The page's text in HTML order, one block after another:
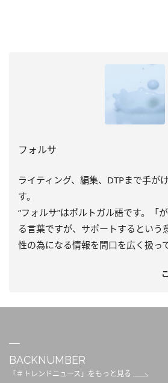
フォルサ
ライティング、編集、DTPまで手が
す。
“フォルサ”はポルトガル語です。「
る言葉ですが、サポートするという
性の為になる情報を間口を広く扱っ
BACKNUMBER
「＃トレンドニュース」をもっと見る